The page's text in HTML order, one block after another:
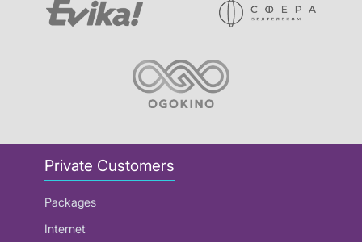
Private Customers
Packages
Internet